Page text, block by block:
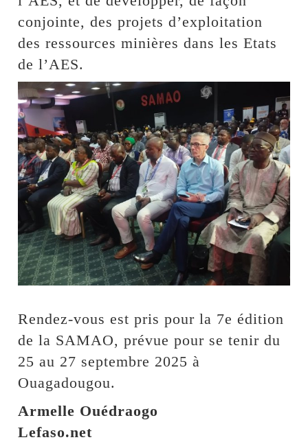
conjointe, des projets d’exploitation
des ressources minières dans les Etats
de l’AES.
Rendez-vous est pris pour la 7e édition
de la SAMAO, prévue pour se tenir du
25 au 27 septembre 2025 à
Ouagadougou.
Armelle Ouédraogo
Lefaso.net